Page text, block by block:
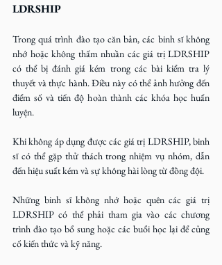
LDRSHIP
Trong quá trình đào tạo căn bản, các binh sĩ không
nhớ hoặc không thấm nhuần các giá trị LDRSHIP
có thể bị đánh giá kém trong các bài kiểm tra lý
thuyết và thực hành. Điều này có thể ảnh hưởng đến
điểm số và tiến độ hoàn thành các khóa học huấn
luyện.
Khi không áp dụng được các giá trị LDRSHIP, binh
sĩ có thể gặp thử thách trong nhiệm vụ nhóm, dẫn
đến hiệu suất kém và sự không hài lòng từ đồng đội.
Những binh sĩ không nhớ hoặc quên các giá trị
LDRSHIP có thể phải tham gia vào các chương
trình đào tạo bổ sung hoặc các buổi học lại để củng
cố kiến thức và kỹ năng.